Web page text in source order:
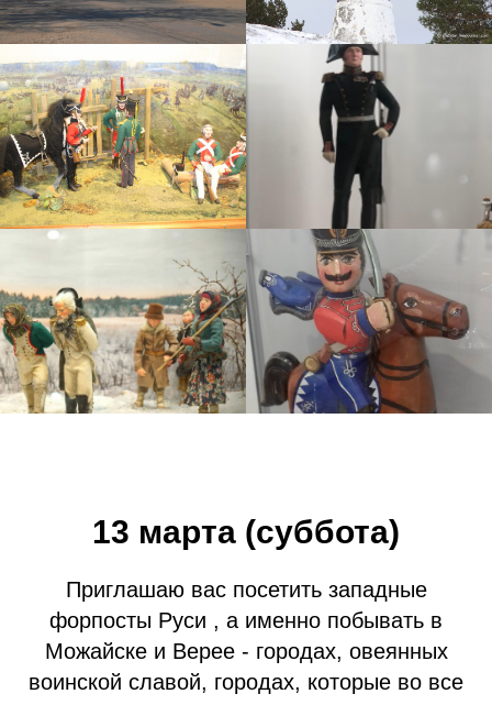
13 марта (суббота)
Приглашаю вас посетить западные
форпосты Руси , а именно побывать в
Можайске и Верее - городах, овеянных
воинской славой, городах, которые во все